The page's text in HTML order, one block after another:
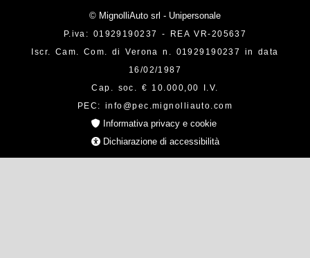
© MignolliAuto srl - Unipersonale
P.iva: 01929190237 - REA VR-205637
Iscr. Cam. Com. di Verona n. 01929190237 in data
16/02/1987
Cap. soc. € 10.000,00 I.V.
PEC: info@pec.mignolliauto.com
Informativa privacy e cookie
Dichiarazione di accessibilità